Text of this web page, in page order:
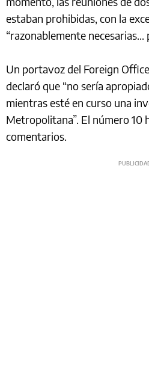
estaban prohibidas, con la
“razonablemente
Un portavoz del Foreign
declaró que “no sería
mientras esté en curso una
Metropolitana”. El número 10
comentarios.